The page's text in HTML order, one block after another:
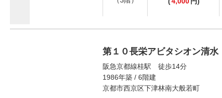
第１０長栄アビタシオン清水
阪急京都線桂駅 徒歩14分
1986年築 / 6階建
京都市西京区下津林南大般若町